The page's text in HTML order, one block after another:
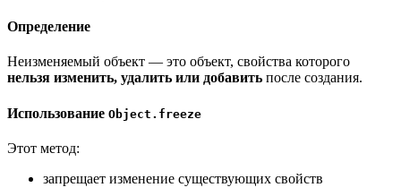
Определение
Неизменяемый объект — это объект, свойства которого
нельзя изменить, удалить или добавить после создания.
Использование Object.freeze
Этот метод:
запрещает изменение существующих свойств